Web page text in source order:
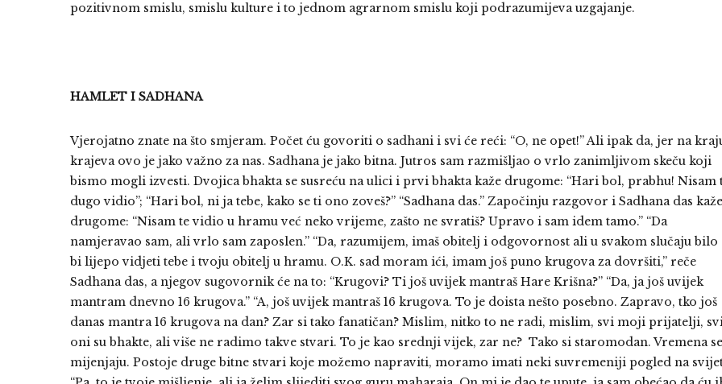
pozitivnom smislu, smislu kulture i to jednom agrarnom smislu koji podrazumijeva uzgajanje.
HAMLET I SADHANA
Vjerojatno znate na što smjeram. Počet ću govoriti o sadhani i svi će reći: “O, ne opet!” Ali ipak da, jer na
krajeva ovo je jako važno za nas. Sadhana je jako bitna. Jutros sam razmišljao o vrlo zanimljivom skeču koji
bismo mogli izvesti. Dvojica bhakta se susreću na ulici i prvi bhakta kaže drugome: “Hari bol, prabhu! Nisam
dugo vidio”; “Hari bol, ni ja tebe, kako se ti ono zoveš?” “Sadhana das.” Započinju razgovor i Sadhana das kaže
drugome: “Nisam te vidio u hramu već neko vrijeme, zašto ne svratiš? Upravo i sam idem tamo.” “Da
namjeravao sam, ali vrlo sam zaposlen.” “Da, razumijem, imaš obitelj i odgovornost ali u svakom slučaju bilo
bi lijepo vidjeti tebe i tvoju obitelj u hramu. O.K. sad moram ići, imam još puno krugova za dovršiti,” reče
Sadhana das, a njegov sugovornik će na to: “Krugovi? Ti još uvijek mantraš Hare Krišna?” “Da, ja još uvijek
mantram dnevno 16 krugova.” “A, još uvijek mantraš 16 krugova. To je doista nešto posebno. Zapravo, tko još
danas mantra 16 krugova na dan? Zar si tako fanatičan? Mislim, nitko to ne radi, mislim, svi moji prijatelji,
oni su bhakte, ali više ne radimo takve stvari. To je kao srednji vijek, zar ne? Tako si staromodan. Vremena se
mijenjaju. Postoje druge bitne stvari koje možemo napraviti, moramo imati neki suvremeniji pogled na